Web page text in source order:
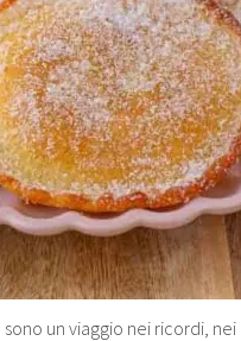
un viaggio nei ricordi,